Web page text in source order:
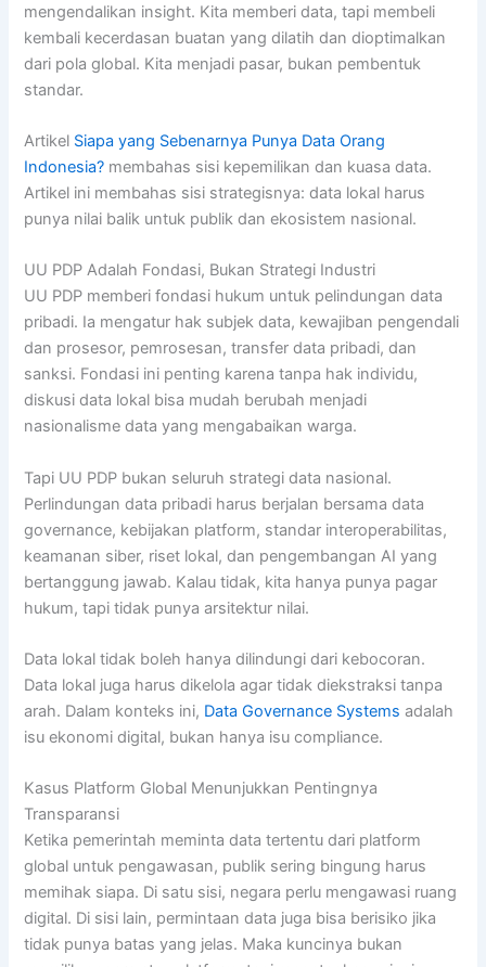
mengendalikan insight. Kita memberi data, tapi membeli
kembali kecerdasan buatan yang dilatih dan dioptimalkan
dari pola global. Kita menjadi pasar, bukan pembentuk
standar.
Artikel Siapa yang Sebenarnya Punya Data Orang
Indonesia? membahas sisi kepemilikan dan kuasa data.
Artikel ini membahas sisi strategisnya: data lokal harus
punya nilai balik untuk publik dan ekosistem nasional.
UU PDP Adalah Fondasi, Bukan Strategi Industri
UU PDP memberi fondasi hukum untuk pelindungan data
pribadi. Ia mengatur hak subjek data, kewajiban pengendali
dan prosesor, pemrosesan, transfer data pribadi, dan
sanksi. Fondasi ini penting karena tanpa hak individu,
diskusi data lokal bisa mudah berubah menjadi
nasionalisme data yang mengabaikan warga.
Tapi UU PDP bukan seluruh strategi data nasional.
Perlindungan data pribadi harus berjalan bersama data
governance, kebijakan platform, standar interoperabilitas,
keamanan siber, riset lokal, dan pengembangan AI yang
bertanggung jawab. Kalau tidak, kita hanya punya pagar
hukum, tapi tidak punya arsitektur nilai.
Data lokal tidak boleh hanya dilindungi dari kebocoran.
Data lokal juga harus dikelola agar tidak diekstraksi tanpa
arah. Dalam konteks ini, Data Governance Systems adalah
isu ekonomi digital, bukan hanya isu compliance.
Kasus Platform Global Menunjukkan Pentingnya
Transparansi
Ketika pemerintah meminta data tertentu dari platform
global untuk pengawasan, publik sering bingung harus
memihak siapa. Di satu sisi, negara perlu mengawasi ruang
digital. Di sisi lain, permintaan data juga bisa berisiko jika
tidak punya batas yang jelas. Maka kuncinya bukan